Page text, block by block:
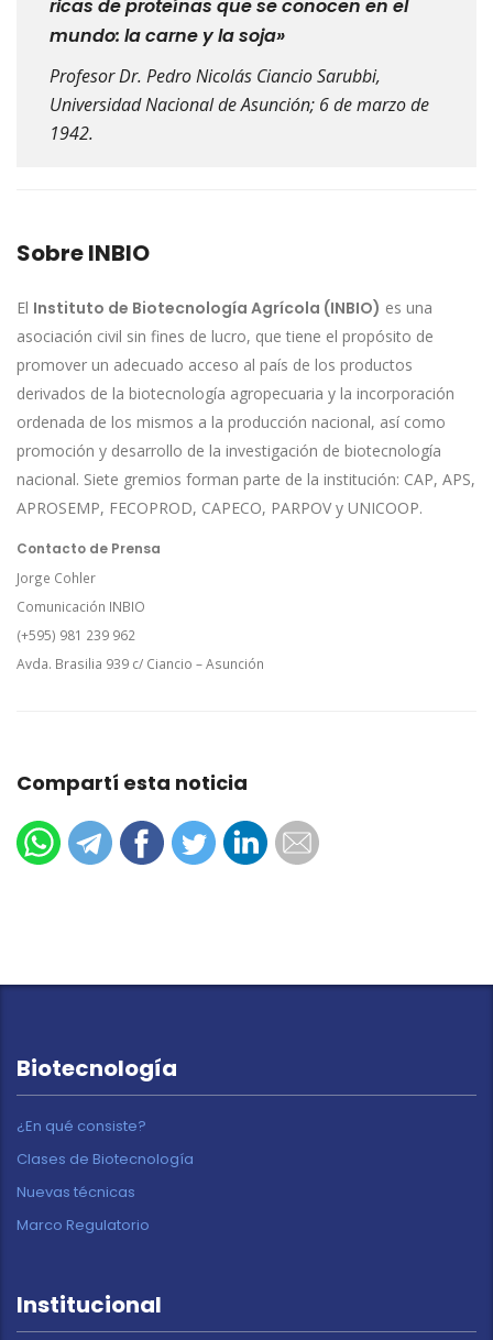
ricas de proteínas que se conocen en el
mundo: la carne y la soja»
Profesor Dr. Pedro Nicolás Ciancio Sarubbi,
Universidad Nacional de Asunción; 6 de marzo de
1942.
Sobre INBIO
El Instituto de Biotecnología Agrícola (INBIO) es una
asociación civil sin fines de lucro, que tiene el propósito de
promover un adecuado acceso al país de los productos
derivados de la biotecnología agropecuaria y la incorporación
ordenada de los mismos a la producción nacional, así como
promoción y desarrollo de la investigación de biotecnología
nacional. Siete gremios forman parte de la institución: CAP, APS,
APROSEMP, FECOPROD, CAPECO, PARPOV y UNICOOP.
Contacto de Prensa
Jorge Cohler
Comunicación INBIO
(+595) 981 239 962
Avda. Brasilia 939 c/ Ciancio – Asunción
Compartí esta noticia
Biotecnología
¿En qué consiste?
Clases de Biotecnología
Nuevas técnicas
Marco Regulatorio
Institucional